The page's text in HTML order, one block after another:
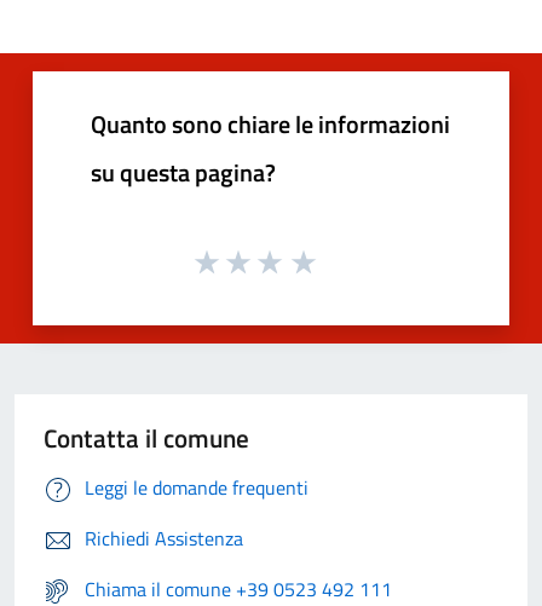
Quanto sono chiare le informazioni
su questa pagina?
Contatta il comune
Leggi le domande frequenti
Richiedi Assistenza
Chiama il comune +39 0523 492 111